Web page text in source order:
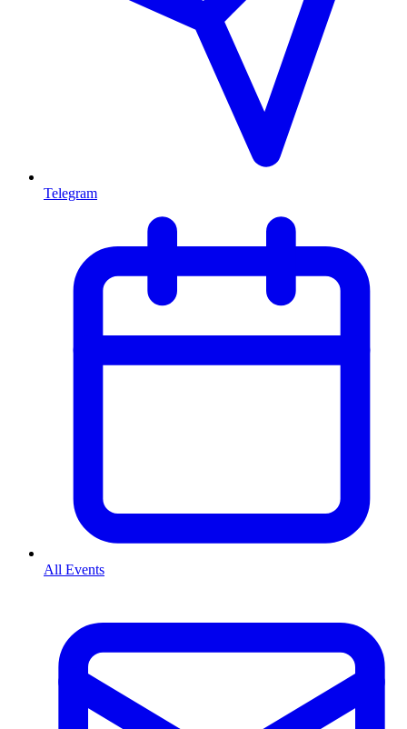
Telegram
All Events